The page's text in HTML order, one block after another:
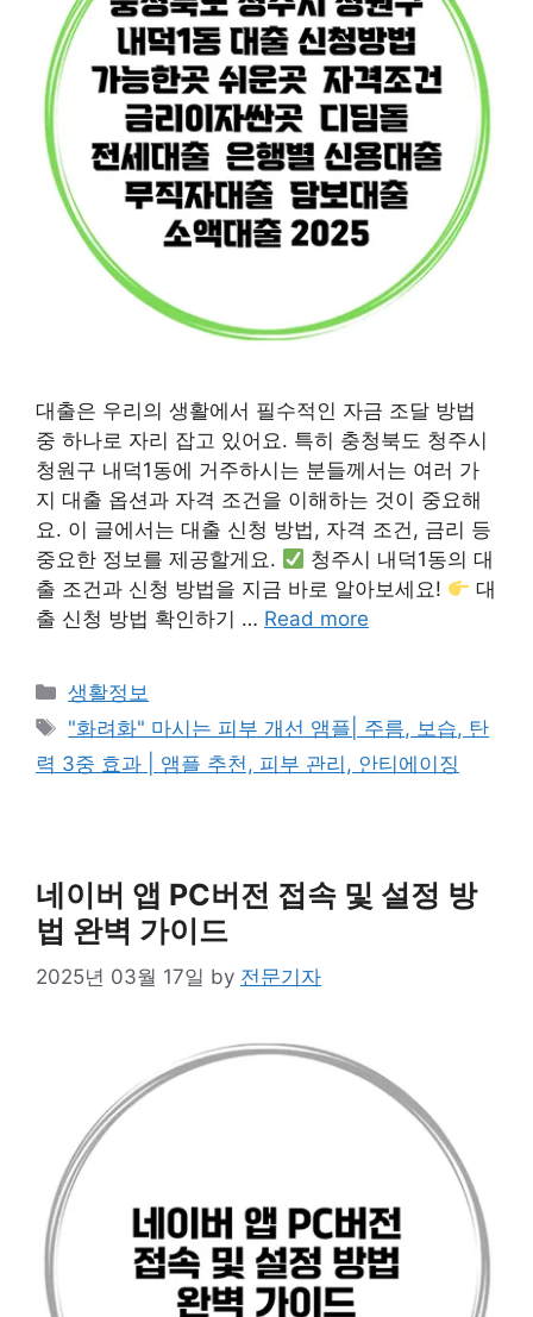
대출은 우리의 생활에서 필수적인 자금 조달 방법
중 하나로 자리 잡고 있어요. 특히 충청북도 청주시
청원구 내덕1동에 거주하시는 분들께서는 여러 가
지 대출 옵션과 자격 조건을 이해하는 것이 중요해
요. 이 글에서는 대출 신청 방법, 자격 조건, 금리 등
중요한 정보를 제공할게요.
청주시 내덕1동의 대
출 조건과 신청 방법을 지금 바로 알아보세요!
대
출 신청 방법 확인하기 … Read more
Categories
생활정보
Tags
"화려화" 마시는 피부 개선 앰플| 주름, 보습, 탄
력 3중 효과 | 앰플 추천, 피부 관리, 안티에이징
네이버 앱 PC버전 접속 및 설정 방
법 완벽 가이드
2025년 03월 17일 by 전문기자